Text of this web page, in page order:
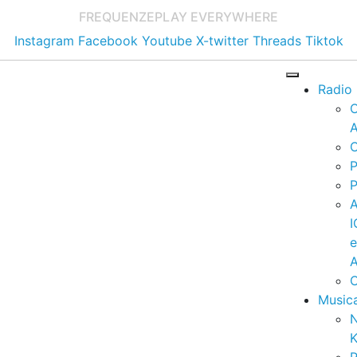
FREQUENZEPLAY EVERYWHERE
Instagram Facebook Youtube X-twitter Threads Tiktok
Radio
e